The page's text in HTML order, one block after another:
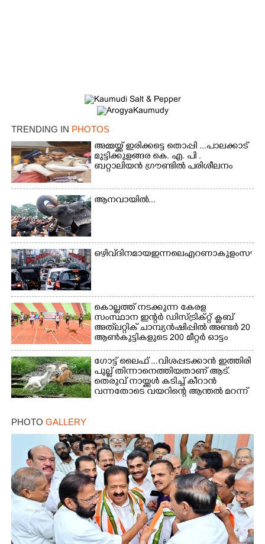
TRENDING IN PHOTOS
അമ്മയ്ക്ക് ഇരിക്കട്ടെ തൊപ്പി ...പാലക്കാട്
മുട്ടിക്കുളങ്ങര കെ. എ. പി .
ബറ്റാലിയൻ ഗ്രൗണ്ടിൽ പരിശീലനം
ആനവായിൽ...
ഒഴിവ് ദിനമായ ഇന്നലെ എറണാകുളം
കൊല്ലത്ത് നടക്കുന്ന കേരള
സംസ്ഥാന ഇന്റർ ഡിസ്ട്രിക്റ്റ് ക്ലബ്
അത്‌ലറ്റിക് ചാമ്പ്യൻഷിപ്പിൽ അണ്ടർ 20
ആൺകുട്ടികളുടെ 200 മീറ്റർ ഓട്ടം
ഫൈനൽ മത്സരത്തിനിടെ സിന്തറ്റിക്
ട്രാക്കിന് കുറുകെ ഓടുന്ന നായകൾ.
ഗോട്ട് ലൈഫ് ...വിശപ്പടക്കാൻ ഇത്തിരി
പുല്ല് തിന്നാനെത്തിയതാണ് ആട്.
തെരുവ് നായ്ക്കൾ കടിച്ച് കീറാൻ
വന്നതോടെ വയറിന്റെ ആന്തൽ മറന്ന്
PHOTO GALLERY
Share this link
Copy Link